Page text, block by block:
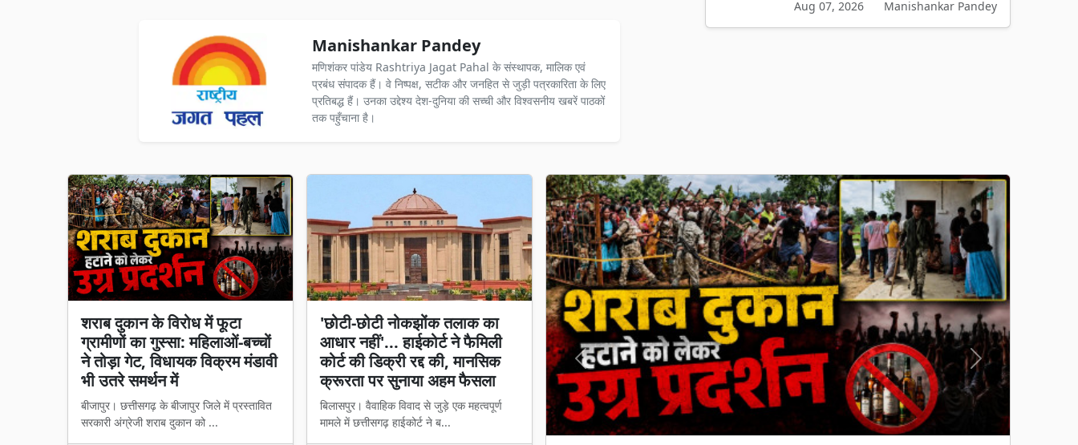
Manishankar Pandey
मणिशंकर पांडेय Rashtriya Jagat Pahal के संस्थापक, मालिक एवं
प्रबंध संपादक हैं। वे निष्पक्ष, सटीक और जनहित से जुड़ी पत्रकारिता के लिए
प्रतिबद्ध हैं। उनका उद्देश्य देश-दुनिया की सच्ची और विश्वसनीय खबरें पाठकों
तक पहुँचाना है।
Aug 07, 2026 Manishankar Pandey
शराब दुकान के विरोध में फूटा
ग्रामीणों का गुस्सा: महिलाओं-बच्चों
ने तोड़ा गेट, विधायक विक्रम मंडावी
भी उतरे समर्थन में
बीजापुर। छत्तीसगढ़ के बीजापुर जिले में प्रस्तावित
सरकारी अंग्रेजी शराब दुकान को ...
'छोटी-छोटी नोकझोंक तलाक का
आधार नहीं'... हाईकोर्ट ने फैमिली
कोर्ट की डिक्री रद्द की, मानसिक
क्रूरता पर सुनाया अहम फैसला
बिलासपुर। वैवाहिक विवाद से जुड़े एक महत्वपूर्ण
मामले में छत्तीसगढ़ हाईकोर्ट ने ब...
Previous Next